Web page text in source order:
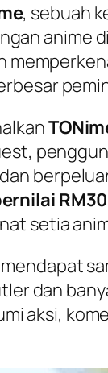
, sebuah
anime
setia
dan
aksi,